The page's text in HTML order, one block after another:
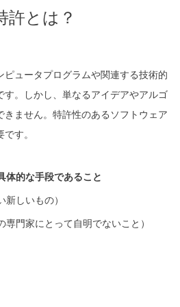
許とは？
ピュータプログラムや関連する技術的
す。しかし、単なるアイデアやアルゴ
きません。特許性のあるソフトウェア
す。
体的な手段であること
新しいもの）
専門家にとって自明でないこと）